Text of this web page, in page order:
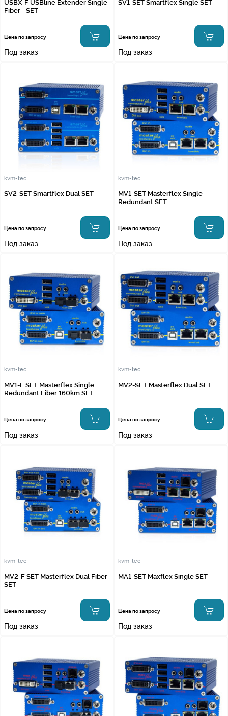
USBX-F USBline Extender Single
Fiber - SET
Цена по запросу
Под заказ
SV1-SET Smartflex Single SET
Цена по запросу
Под заказ
kvm-tec
SV2-SET Smartflex Dual SET
Цена по запросу
Под заказ
kvm-tec
MV1-SET Masterflex Single
Redundant SET
Цена по запросу
Под заказ
kvm-tec
MV1-F SET Masterflex Single
Redundant Fiber 160km SET
Цена по запросу
Под заказ
kvm-tec
MV2-SET Masterflex Dual SET
Цена по запросу
Под заказ
kvm-tec
MV2-F SET Masterflex Dual Fiber
SET
Цена по запросу
Под заказ
kvm-tec
MA1-SET Maxflex Single SET
Цена по запросу
Под заказ